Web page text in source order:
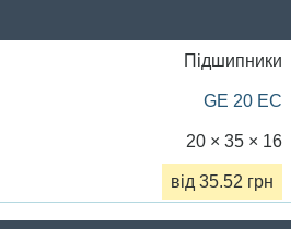
Підшипники
GE 20 EC
20 × 35 × 16
від 35.52 грн